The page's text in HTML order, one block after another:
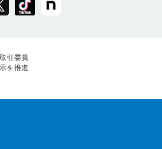
引委員
を推進